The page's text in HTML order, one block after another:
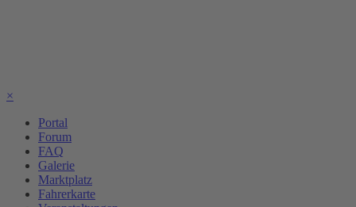
×
Portal
Forum
FAQ
Galerie
Marktplatz
Fahrerkarte